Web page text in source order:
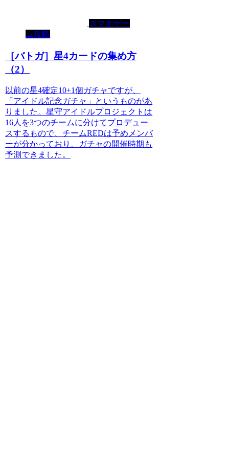
スマホゲー
ム攻略
［バトガ］星4カードの集め方
（2）
以前の星4確定10+1個ガチャですが、
「アイドル記念ガチャ」というものがあ
りました。星守アイドルプロジェクトは
16人を3つのチームに分けてプロデュー
スするもので、チームREDは予めメンバ
ーが分かっており、ガチャの開催時期も
予測できました。